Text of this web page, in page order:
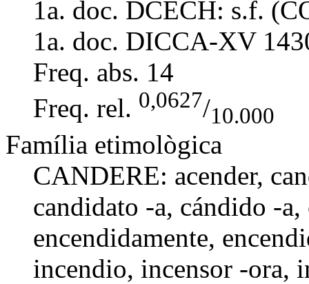
1a. doc. DCECH: s.f.
1a. doc. DICCA-XV
Freq. abs. 14
Freq. rel. 0,0627/10.000
Família etimològica
CANDERE: acender,
candidato -a, cándido -a,
encendidamente,
incendio, incensor -ora,